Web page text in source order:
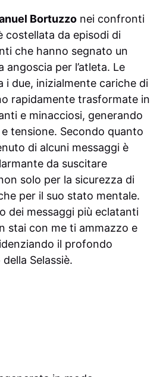
Bortuzzo nei confronti
costellata da episodi di
che hanno segnato un
angoscia per l’atleta. Le
i due, inizialmente cariche di
rapidamente trasformate in
e minacciosi, generando
tensione. Secondo quanto
di alcuni messaggi è
da suscitare
solo per la sicurezza di
per il suo stato mentale.
dei messaggi più eclatanti
stai con me ti ammazzo e
il profondo
Selassiè.